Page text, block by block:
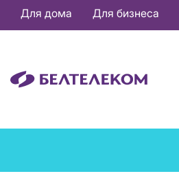
Основная
навигация
Для дома Для бизнеса